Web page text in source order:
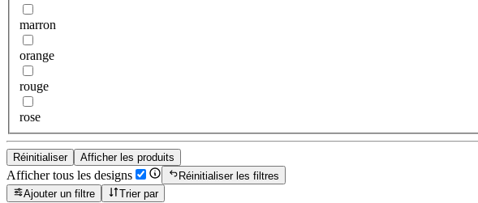
marron
orange
rouge
rose
Réinitialiser Afficher les produits
Afficher tous les designs
Réinitialiser les filtres
Ajouter un filtre
Trier par